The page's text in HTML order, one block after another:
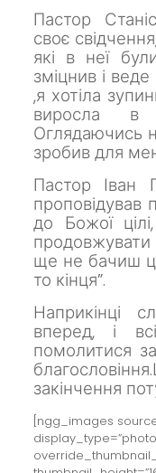
Пастор
своє
які в неї
зміцнив і
,я хотіла
виросла в
Оглядаючись
зробив для
Пастор Іван
до Божої
продовжувати
ще не бачиш
то кінця”.
Наприкінці
вперед, і
помолитися
закінчення
[ngg_images